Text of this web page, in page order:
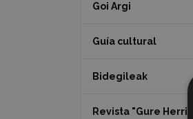
Goi Argi
Guía cultural
Bidegileak
Revista "Gure Herria"